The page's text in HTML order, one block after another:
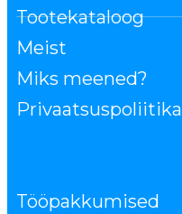
Tootekataloog
Meist
Miks meened?
Privaatsuspoliitika
Tööpakkumised